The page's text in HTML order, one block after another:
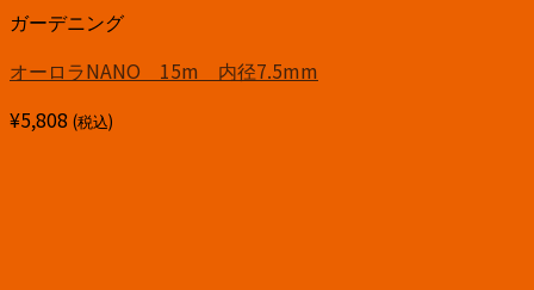
ガーデニング
オーロラNANO 15m 内径7.5mm
¥5,808 (税込)